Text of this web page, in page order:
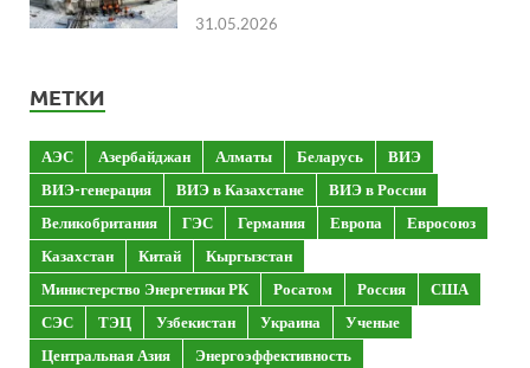
31.05.2026
МЕТКИ
АЭС Азербайджан Алматы Беларусь
ВИЭ
ВИЭ-генерация
ВИЭ в Казахстане
ВИЭ в России
Великобритания
ГЭС Германия Европа
Евросоюз
Казахстан
Китай
Кыргызстан
Министерство Энергетики РК
Росатом Россия
США
СЭС
ТЭЦ Узбекистан Украина
Ученые
Центральная Азия
Энергоэффективность